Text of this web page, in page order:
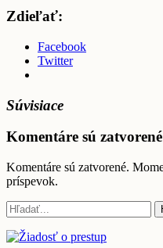
Zdieľať:
Facebook
Twitter
Súvisiace
Komentáre sú zatvorené
Komentáre sú zatvorené.
príspevok.